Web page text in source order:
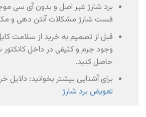
برد شارژ غیر اصل و بدون آی سی
فست شارژ مشکلات آنتن دهی و
قبل از تصمیم به خرید از سلامت
وجود جرم و کثیفی در داخل کانکتور
حاصل کنید.
برای آشنایی بیشتر بخوانید: دلایل
تعویض برد شارژ